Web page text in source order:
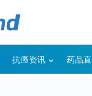
抗癌资讯 药品